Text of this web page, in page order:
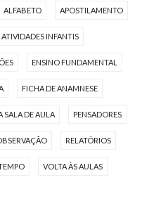
ALFABETO APOSTILAMENTO
ATIVIDADES INFANTIS
ENSINO FUNDAMENTAL
FICHA DE ANAMNESE
SALA DE AULA PENSADORES
RELATÓRIOS
VOLTA ÀS AULAS